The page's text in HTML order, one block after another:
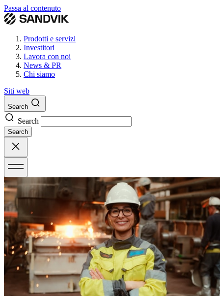
Passa al contenuto
Prodotti e servizi
Investitori
Lavora con noi
News & PR
Chi siamo
Siti web
Search
Search
Search